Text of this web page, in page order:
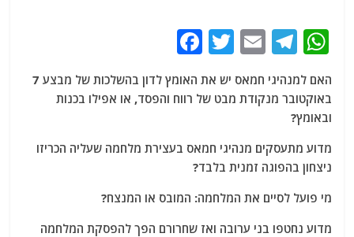
W
h
at
s
A
p
p
T
e
g
ra
m
E
ai
T
itt
c
b
o
k
האם למנהיגי חמאס יש את האומץ לדון בהשלכות של מבצע 7
באוקטובר מנקודת מבט של רווח והפסד, או אפילו בכנות
ובאומץ?
מדוע מתעסקים מנהיגי חמאס בעצירת מלחמה שעליה הכריזו
ניצחון בהפוגה זמנית בלבד?
מי פועל לסיים את המלחמה: המובס או המנצח?
מדוע נחטפו בני ערובה ואז שחרורם הפך להפסקת המלחמה